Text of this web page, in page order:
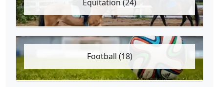
Equitation (24)
Football (18)